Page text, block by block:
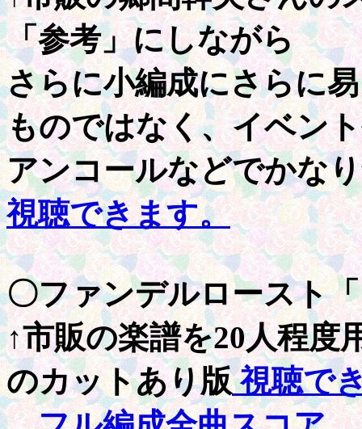
「参考」にしながら
さらに小編成にさらに
ものではなく、イベン
アンコールなどでかな
視聴できます。
〇ファンデルロースト
↑市販の楽譜を20人程度
のカットあり版視聴で